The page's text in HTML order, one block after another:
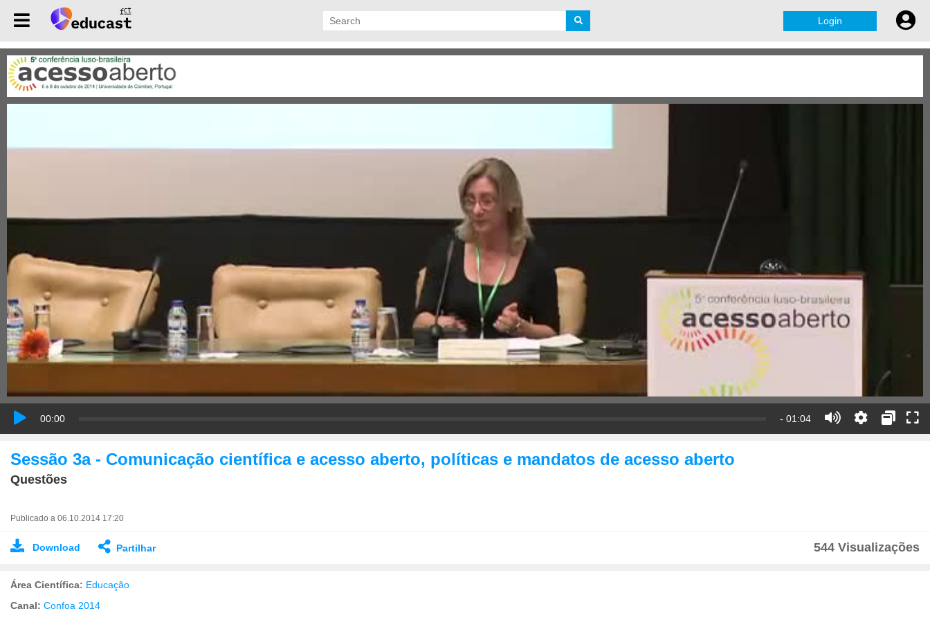
Login
00:00 - 01:04
Sessão 3a - Comunicação científica e acesso aberto, políticas e mandatos de acesso aberto
Questões
Publicado a 06.10.2014 17:20
Download Partilhar 544 Visualizações
Área Científica: Educação
Canal: Confoa 2014